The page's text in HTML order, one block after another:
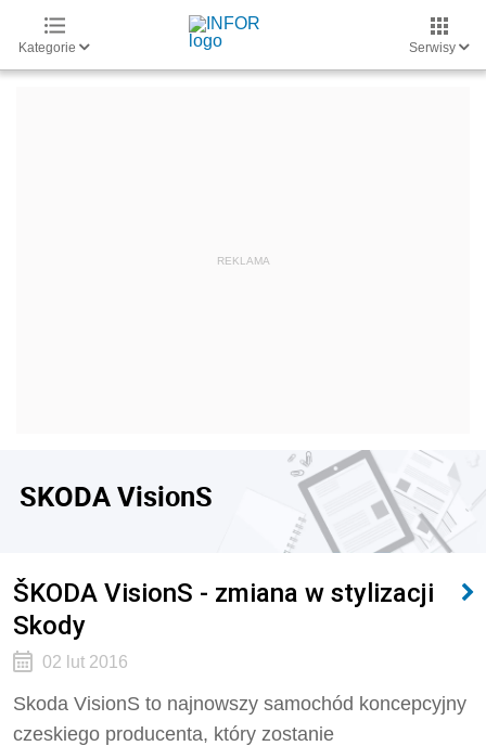
Kategorie Serwisy
SKODA VisionS
ŠKODA VisionS - zmiana w stylizacji
Skody
02 lut 2016
Skoda VisionS to najnowszy samochód koncepcyjny
czeskiego producenta, który zostanie